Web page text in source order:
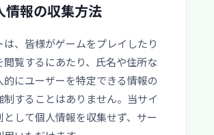
情報の収集方法
は、皆様がゲームをプレイしたり
閲覧するにあたり、氏名や住所な
的にユーザーを特定できる情報の
制することはありません。当サイ
として個人情報を収集せず、サー